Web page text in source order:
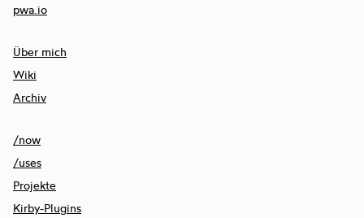
pwa.io
Über mich
Wiki
Archiv
/now
/uses
Projekte
Kirby-Plugins